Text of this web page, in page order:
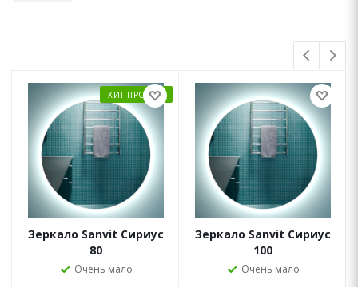
ХИТ ПРОДАЖ
Зеркало Sanvit Сириус
80
Очень мало
Зеркало Sanvit Сириус
100
Очень мало